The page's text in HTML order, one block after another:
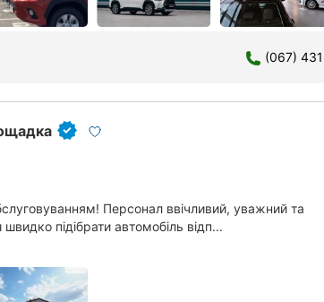
(067) 431
Персонал ввічливий, уважний та
підібрати автомобіль відп...